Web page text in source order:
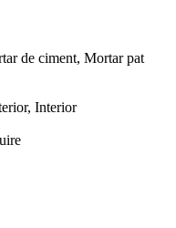
de ciment, Mortar pat
Interior